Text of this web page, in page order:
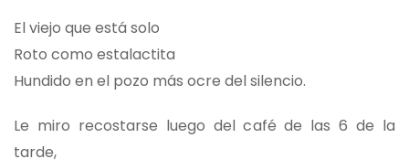
El viejo que está solo
Roto como estalactita
Hundido en el pozo más ocre del silencio.
Le miro recostarse luego del café de las 6 de la
tarde,